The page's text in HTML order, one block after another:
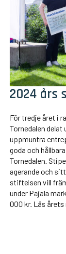
2024 års
För tredje året i
Tornedalen
uppmuntra
goda och
Tornedalen.
agerande och
stiftelsen vill
under Pajala
000 kr. Läs